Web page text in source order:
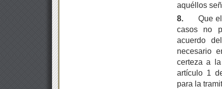
aquéllos
8.
Que
casos no
acuerdo
necesario
certeza a
artículo 1
para la